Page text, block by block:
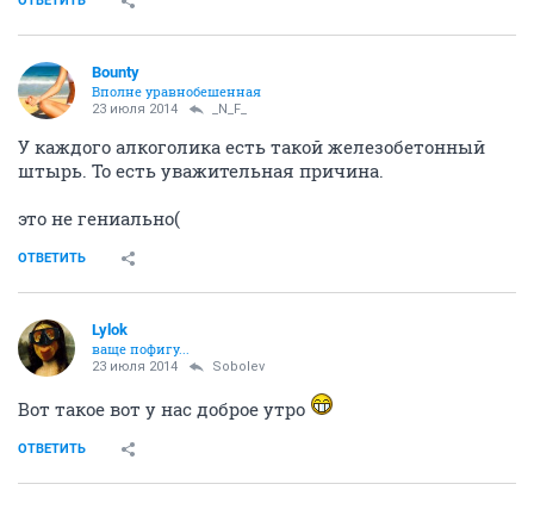
Bounty
Вполне уравнобешенная
23 июля 2014 _N_F_
У каждого алкоголика есть такой железобетонный
штырь. То есть уважительная причина.
это не гениально(
ОТВЕТИТЬ
Lylok
ваще пофигу...
23 июля 2014 Sobolev
Вот такое вот у нас доброе утро
ОТВЕТИТЬ